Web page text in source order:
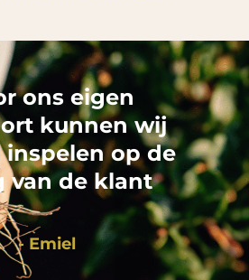
ons eigen
kunnen wij
inspelenop de
van de klant
- Emiel